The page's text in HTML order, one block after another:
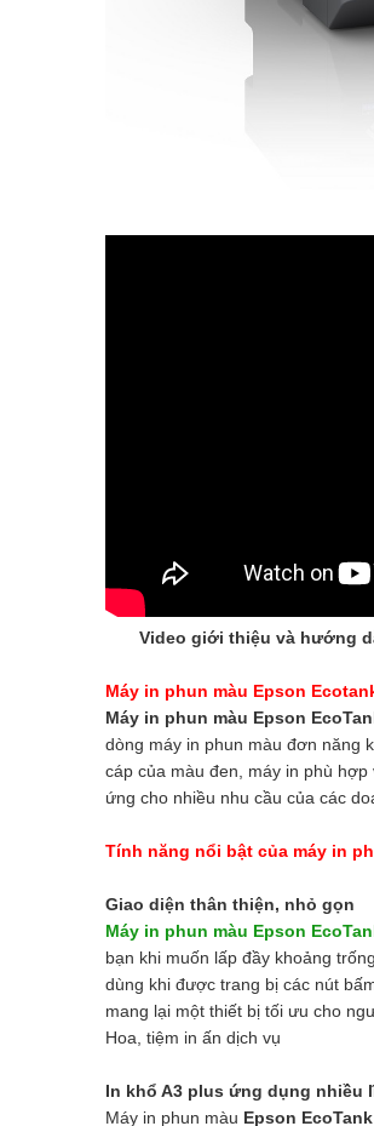
Video giới thiệu và hướng
Máy in phun màu Epson
Máy in phun màu Epson
dòng máy in phun màu đơn năng
cáp của màu đen, máy in phù
ứng cho nhiều nhu cầu của các
Tính năng nổi bật của máy in
Giao diện thân thiện, nhỏ gọn
Máy in phun màu Epson
bạn khi muốn lấp đầy khoảng
dùng khi được trang bị các nút
mang lại một thiết bị tối ưu cho
Hoa, tiệm in ấn dịch vụ
In khổ A3 plus ứng dụng nhiều
Máy in phun màu Epson